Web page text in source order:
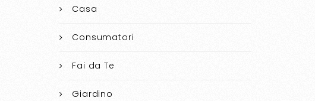
Casa
Consumatori
Fai da Te
Giardino